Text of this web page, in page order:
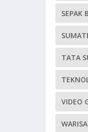
SEPAK
TATA
VIDEO